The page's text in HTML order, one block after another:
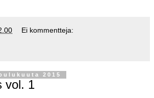
Ei kommentteja:
2015
vol. 1